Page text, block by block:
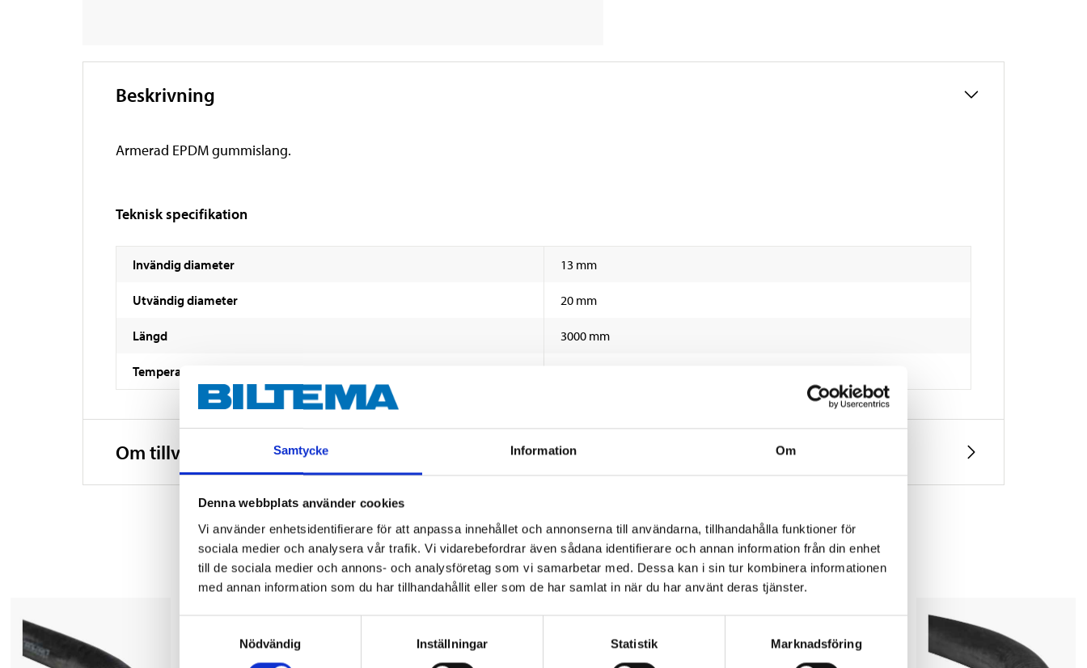
Samtycke Information Om
Denna webbplats använder cookies
Vi använder enhetsidentifierare för att anpassa innehållet och annonserna till användarna, tillhandahålla funktioner för
sociala medier och analysera vår trafik. Vi vidarebefordrar även sådana identifierare och annan information från din enhet
till de sociala medier och annons- och analysföretag som vi samarbetar med. Dessa kan i sin tur kombinera informationen
med annan information som du har tillhandahållit eller som de har samlat in när du har använt deras tjänster.
Nödvändig
Inställningar Statistik Marknadsföring
Beskrivning
Armerad EPDM gummislang.
Teknisk specifikation
Invändig diameter 13 mm
Utvändig diameter 20 mm
Längd 3000 mm
Temperaturområde
Om tillverkaren
Andra kunder köpte också